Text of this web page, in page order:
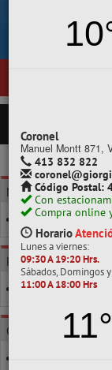
,
Coronel
Manuel Montt 871,
413 832 822
Código Postal:
Con
Compra online
Horario
Lunes a viernes:
09:30 A 19:20 Hrs.
Sábados, Domingos
11:00 A 18:00 Hrs
MARCA
ATLANTIK
POR CLASE
41 A 50 UNIDS.
CATEGORÍAS